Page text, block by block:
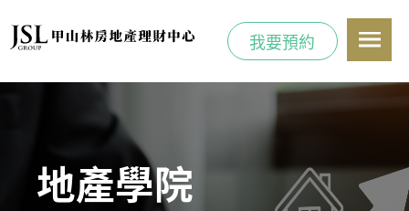
我要預約
地產學院